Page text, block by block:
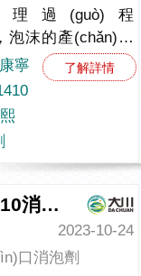
過(guò)程
沫的產(chǎn)生
存在的問(wèn)
不僅干擾了正常
還可能對(duì)設
帶來(lái)不利影
通過(guò)使用
劑，我...
寧
了解詳情
道康寧1410消泡劑的應(yīng)用領(lǐng)域大解析
2023-10-24
口消泡劑